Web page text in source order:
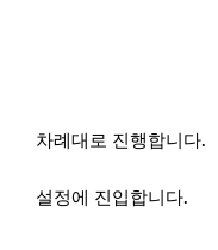
차례대로 진행합니다.
설정에 진입합니다.